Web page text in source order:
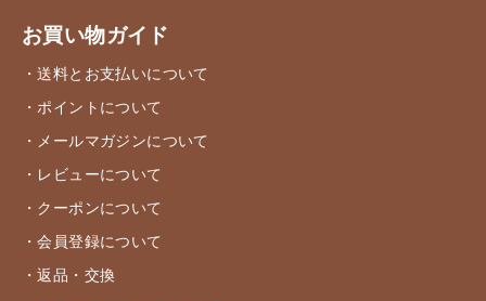
お買い物ガイド
・送料とお支払いについて
・ポイントについて
・メールマガジンについて
・レビューについて
・クーポンについて
・会員登録について
・返品・交換